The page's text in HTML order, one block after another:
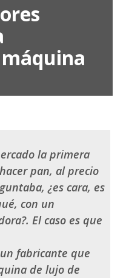
la primera
pan, al precio
¿es cara, es
con un
El caso es que
fabricante que
de lujo de